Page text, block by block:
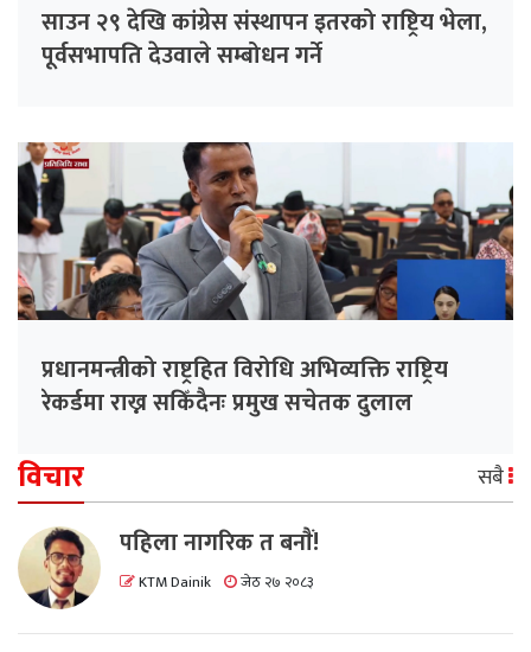
साउन २९ देखि कांग्रेस संस्थापन इतरको राष्ट्रिय भेला,
पूर्वसभापति देउवाले सम्बोधन गर्ने
प्रधानमन्त्रीको राष्ट्रहित विरोधि अभिव्यक्ति राष्ट्रिय
रेकर्डमा राख्न सकिँदैनः प्रमुख सचेतक दुलाल
विचार सबै
पहिला नागरिक त बनाैं!
KTM Dainik जेठ २७ २०८३